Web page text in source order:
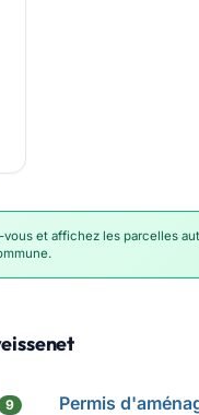
et affichez les parcelles
9 Permis